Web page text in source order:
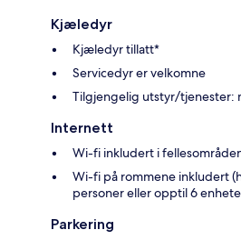
Kjæledyr
Kjæledyr tillatt*
Servicedyr er velkomne
Tilgjengelig utstyr/tjenester:
Internett
Wi-fi inkludert i
Wi-fi på rommene inkludert
personer eller opptil 6
Parkering